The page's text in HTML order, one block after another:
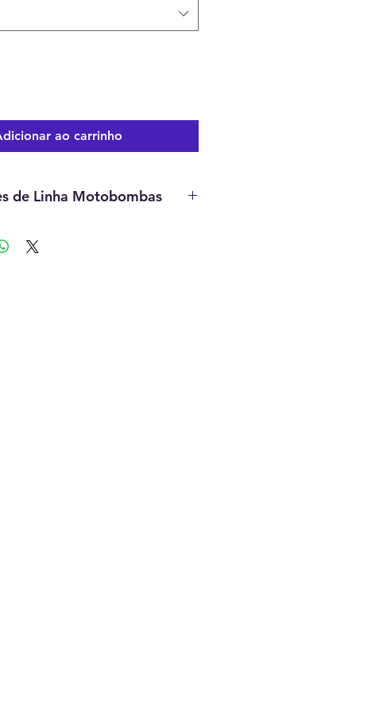
ao carrinho
de Linha Motobombas
filtro 50mm (não incluso)